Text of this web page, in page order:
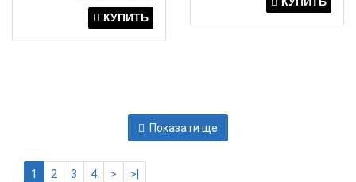
Показати ще
1 2 3 4 > >|